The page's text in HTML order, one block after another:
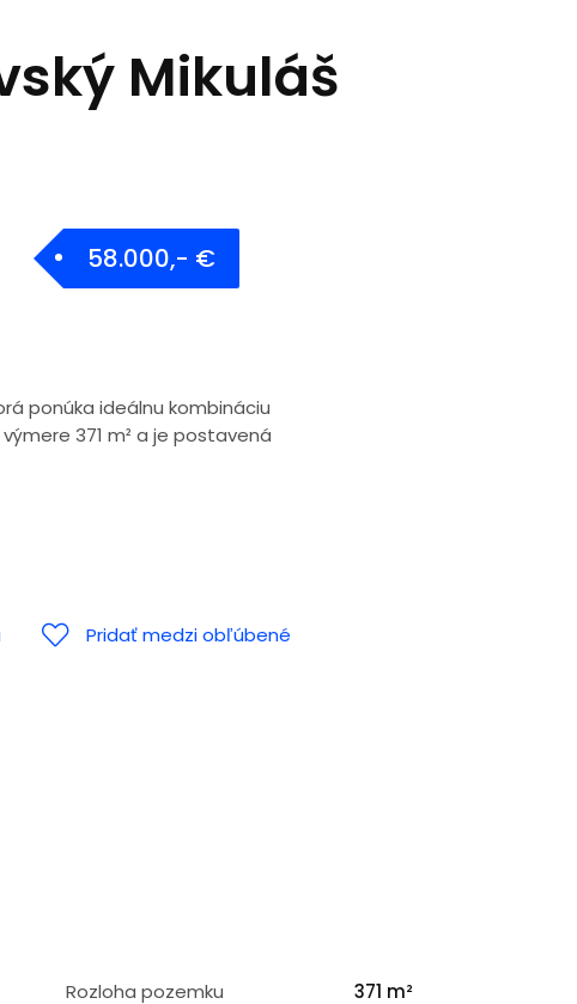
Mikuláš
58.000,- €
ponúka ideálnu kombináciu
371 m² a je postavená
Pridať medzi obľúbené
Rozloha pozemku 371 m²